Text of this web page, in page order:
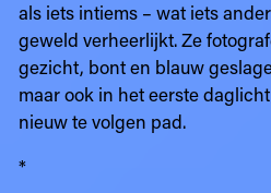
als iets intiems – wat iets
geweld verheerlijkt. Ze
gezicht, bont en blauw
maar ook in het eerste
nieuw te volgen pad.
*